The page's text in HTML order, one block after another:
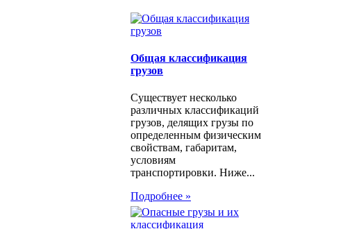
Общая классификация
грузов
Существует несколько
различных классификаций
грузов, делящих грузы по
определенным физическим
свойствам, габаритам,
условиям
транспортировки. Ниже...
Подробнее »